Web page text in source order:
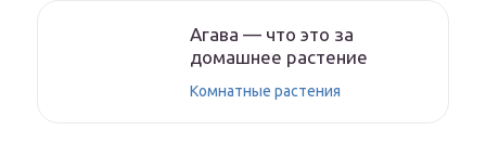
Агава — что это за
домашнее растение
Комнатные растения